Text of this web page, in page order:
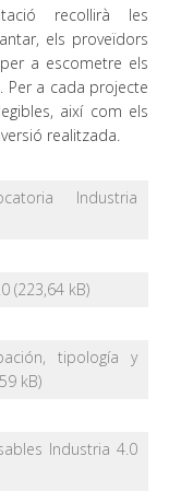
recollirà les
els proveïdors
a escometre els
Per a cada projecte
així com els
realitzada.
Industria
tipología y
Industria 4.0